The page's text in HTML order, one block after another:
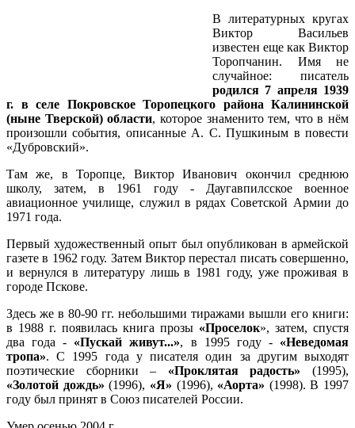
В литературных кругах
Виктор Васильев
известен еще как Виктор
Торопчанин. Имя не
случайное: писатель
родился 7 апреля 1939
г. в селе Покровское Торопецкого района Калининской
(ныне Тверской) области, которое знаменито тем, что в нём
произошли события, описанные А. С. Пушкиным в повести
«Дубровский».
Там же, в Торопце, Виктор Иванович окончил среднюю
школу, затем, в 1961 году - Даугавпилсское военное
авиационное училище, служил в рядах Советской Армии до
1971 года.
Первый художественный опыт был опубликован в армейской
газете в 1962 году. Затем Виктор перестал писать совершенно,
и вернулся в литературу лишь в 1981 году, уже проживая в
городе Пскове.
Здесь же в 80-90 гг. небольшими тиражами вышли его книги:
в 1988 г. появилась книга прозы «Проселок», затем, спустя
два года - «Пускай живут...», в 1995 году - «Неведомая
тропа». С 1995 года у писателя один за другим выходят
поэтические сборники – «Проклятая радость» (1995),
«Золотой дождь» (1996), «Я» (1996), «Аорта» (1998). В 1997
году был принят в Союз писателей России.